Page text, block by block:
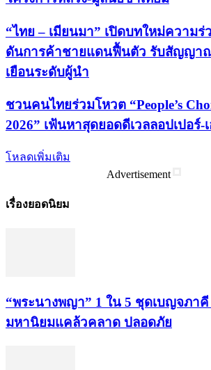
“ไทย – เมียนมา” เปิดบทใหม่ความร่
ดันการค้าชายแดนฟื้นตัว รับสัญญา
เยือนระดับผู้นำ
ชวนคนไทยร่วมโหวต “People’s
2026” เฟ้นหาสุดยอดดีเวลลอปเปอร์-
โหลดเพิ่มเติม
Advertisement
เรื่องยอดนิยม
“พระ​นาง​พญา” 1 ใน 5​ ชุดเบญจ​ภาคี​
มหา​นิยม​แคล้วคลาด​ ปลอดภัย​